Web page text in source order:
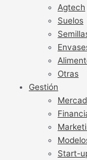
Agtech
Suelos
Otras
Gestión
Start-